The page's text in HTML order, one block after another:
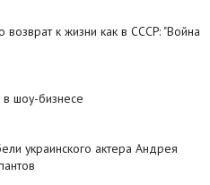
к жизни как в СССР: "Война
в шоу-бизнесе
украинского актера Андрея